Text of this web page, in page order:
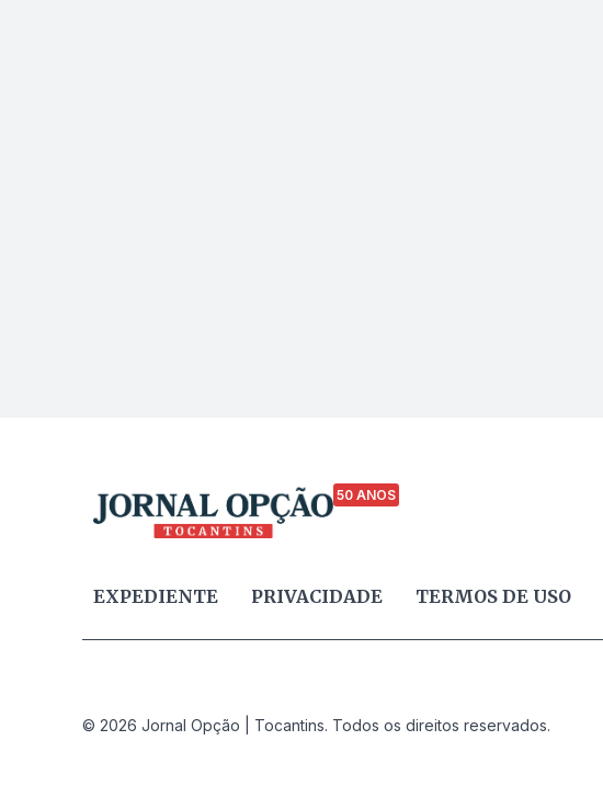
50 ANOS
EXPEDIENTE PRIVACIDADE TERMOS DE USO
© 2026 Jornal Opção | Tocantins. Todos os direitos reservados.